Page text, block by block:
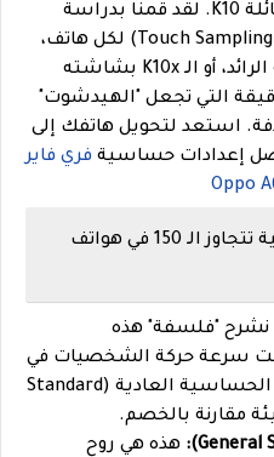
لضبط إعدادات كل هاتف من عائلة K10. لقد قمنا بدراسة
معدل استجابة اللمس (Touch Sampling Rate) لكل هاتف،
سواء كان الـ K10 Pro بمعالجه الرائد، أو الـ K10x بشاشته
التي تجعل "الهيدشوت"
استعد لتحويل هاتفك إلى
إعدادات حساسية فري فاير
لماذا نحتاج إلى قيم حساسية تتجاوز الـ 150 في هواتف
نشرح "فلسفة" هذه
في عام 2026، أصبحت سرعة حركة الشخصيات في
فري فاير جنونية. الاعتماد على الحساسية العادية (Standard
هذه هي روح